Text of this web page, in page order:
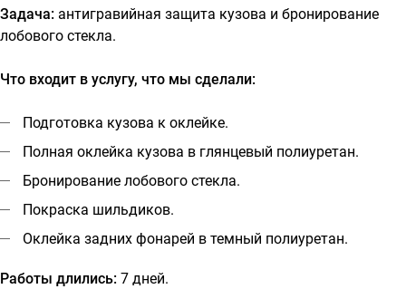
Задача: антигравийная защита кузова и бронирование
лобового стекла.
Что входит в услугу, что мы сделали:
Подготовка кузова к оклейке.
Полная оклейка кузова в глянцевый полиуретан.
Бронирование лобового стекла.
Покраска шильдиков.
Оклейка задних фонарей в темный полиуретан.
Работы длились: 7 дней.